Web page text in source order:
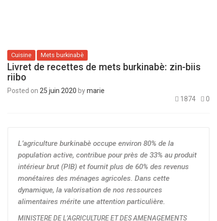
Cuisine Mets burkinabè
Livret de recettes de mets burkinabè: zin-biis
riibo
Posted on 25 juin 2020 bymarie
1874
0
L’agriculture burkinabè occupe environ 80% de la
population active, contribue pour près de 33% au produit
intérieur brut (PIB) et fournit plus de 60% des revenus
monétaires des ménages agricoles. Dans cette
dynamique, la valorisation de nos ressources
alimentaires mérite une attention particulière.
MINISTERE DE L’AGRICULTURE ET DES AMENAGEMENTS